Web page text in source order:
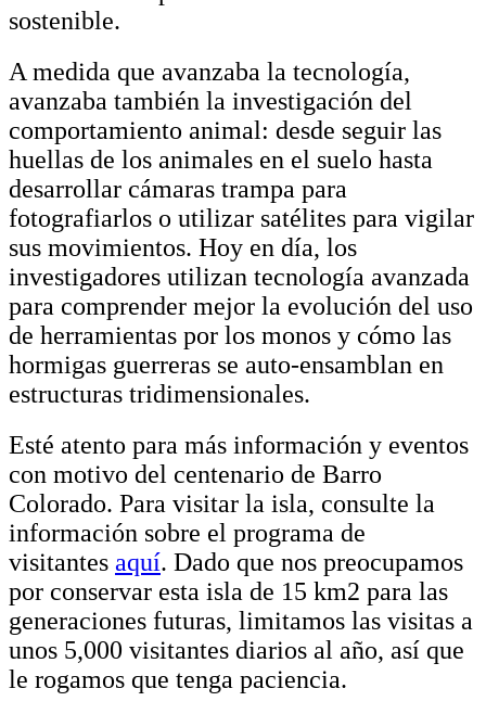
sostenible.
A medida que avanzaba la tecnología,
avanzaba también la investigación del
comportamiento animal: desde seguir las
huellas de los animales en el suelo hasta
desarrollar cámaras trampa para
fotografiarlos o utilizar satélites para vigilar
sus movimientos. Hoy en día, los
investigadores utilizan tecnología avanzada
para comprender mejor la evolución del uso
de herramientas por los monos y cómo las
hormigas guerreras se auto-ensamblan en
estructuras tridimensionales.
Esté atento para más información y eventos
con motivo del centenario de Barro
Colorado. Para visitar la isla, consulte la
información sobre el programa de
visitantes aquí. Dado que nos preocupamos
por conservar esta isla de 15 km2 para las
generaciones futuras, limitamos las visitas a
unos 5,000 visitantes diarios al año, así que
le rogamos que tenga paciencia.